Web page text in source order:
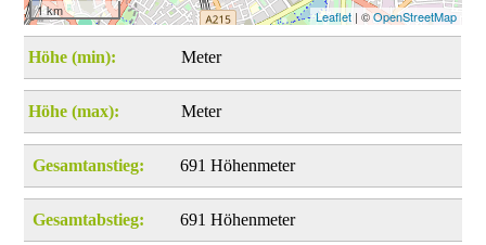
1 km Leaflet| ©OpenStreetMap
Höhe (min): Meter
Höhe (max): Meter
Gesamtanstieg: 691 Höhenmeter
Gesamtabstieg: 691 Höhenmeter